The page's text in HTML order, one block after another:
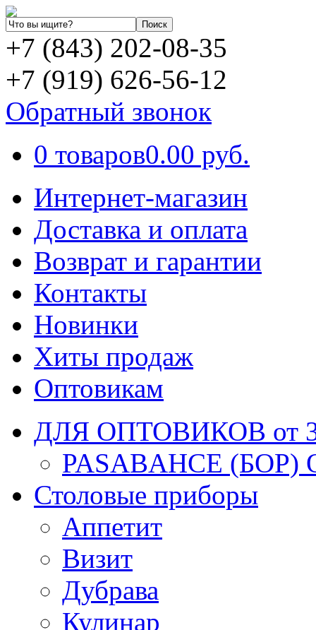
+7 (843) 202-08-35
+7 (919) 626-56-12
Обратный звонок
0 товаров0.00 руб.
Интернет-магазин
Доставка и оплата
Возврат и гарантии
Контакты
Новинки
Хиты продаж
Оптовикам
ДЛЯ ОПТОВИКОВ от
PASABAHCE (БОР)
Столовые приборы
Аппетит
Визит
Дубрава
Кулинар